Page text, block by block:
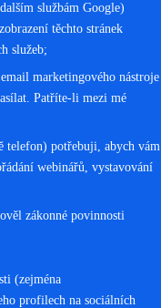
službám Google)
těchto stránek
služeb;
marketingového nástroje
Patříte-li mezi mé
telefon) potřebuji, abych vám
webinářů, vystavování
zákonné povinnosti
(zejména
profilech na sociálních